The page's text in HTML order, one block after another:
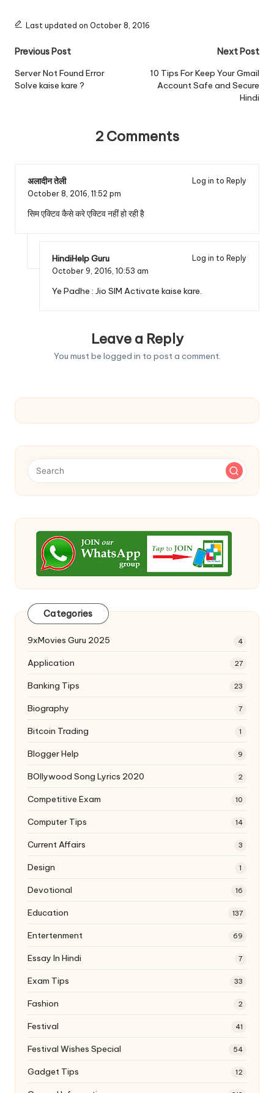
Last updated on October 8, 2016
Post
navigation
Previous Post
Server Not Found Error
Solve kaise kare ?
Next Post
10 Tips For Keep Your Gmail
Account Safe and Secure
Hindi
2 Comments
अलादीन तेली
Log in to Reply
October 8, 2016, 11:52 pm
सिम एक्टिव कैसे करे एक्टिव नहीं हो रही है
HindiHelp Guru
Log in to Reply
October 9, 2016, 10:53 am
Ye Padhe : Jio SIM Activate kaise kare.
Leave a Reply
You must be logged in to post a comment.
Categories
9xMovies Guru 2025 4
Application 27
Banking Tips 23
Biography 7
Bitcoin Trading 1
Blogger Help 9
BOllywood Song Lyrics 2020 2
Competitive Exam 10
Computer Tips 14
Current Affairs 3
Design 1
Devotional 16
Education 137
Entertenment 69
Essay In Hindi 7
Exam Tips 33
Fashion 2
Festival 41
Festival Wishes Special 54
Gadget Tips 12